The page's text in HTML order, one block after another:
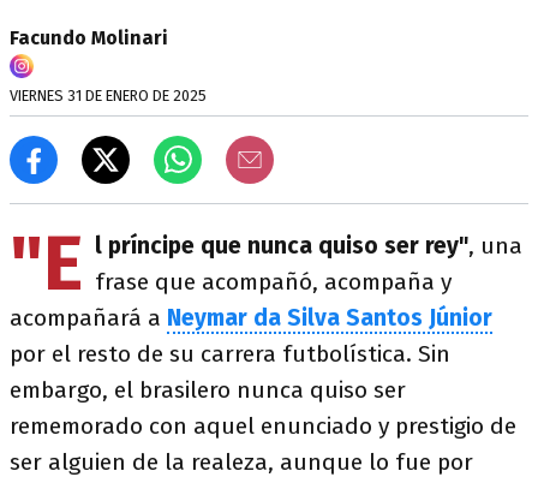
Facundo Molinari
VIERNES 31 DE ENERO DE 2025
"E l príncipe que nunca quiso ser rey", una
frase que acompañó, acompaña y
acompañará a Neymar da Silva Santos Júnior
por el resto de su carrera futbolística. Sin
embargo, el brasilero nunca quiso ser
rememorado con aquel enunciado y prestigio de
ser alguien de la realeza, aunque lo fue por